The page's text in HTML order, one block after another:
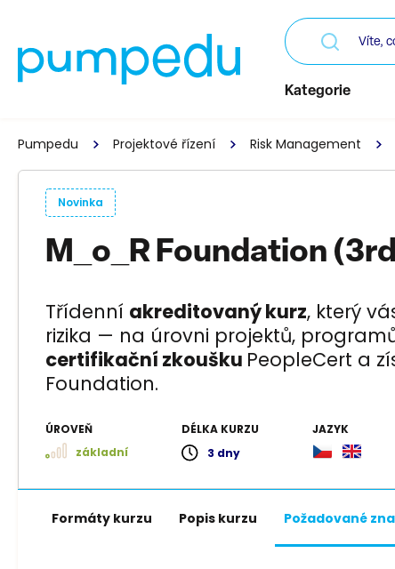
Kategorie
Pumpedu Projektové řízení Risk Management
Novinka
M_o_R Foundation
Třídenní akreditovaný kurz, který
rizika — na úrovni projektů,
certifikační zkoušku PeopleCert a
Foundation.
ÚROVEŇ
základní
DÉLKA KURZU
3 dny
JAZYK
Formáty kurzu Popis kurzu Požadované